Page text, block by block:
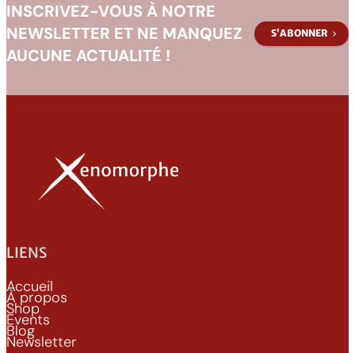
INSCRIVEZ-VOUS À NOTRE
NEWSLETTER ET NE MANQUEZ
AUCUNE ACTUALITÉ !
S’ABONNER
LIENS
Accueil
À propos
Shop
Events
Blog
Newsletter